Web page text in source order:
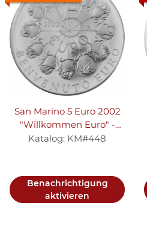
San Marino 5 Euro 2002
"Willkommen Euro" -
Silber PP
Katalog: KM#448
Benachrichtigung
aktivieren